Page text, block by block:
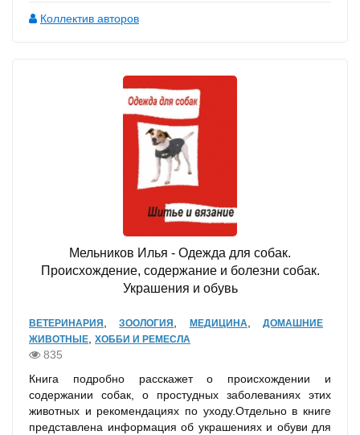
Коллектив авторов
Мельников Илья - Одежда для собак.
Происхождение, содержание и болезни собак.
Украшения и обувь
ВЕТЕРИНАРИЯ ,ЗООЛОГИЯ МЕДИЦИНА ,ДОМАШНИЕ
ЖИВОТНЫЕ ХОББИ И РЕМЕСЛА
835
Книга подробно расскажет о происхождении и
содержании собак, о простудных заболеваниях этих
животных и рекомендациях по уходу.Отдельно в книге
представлена информация об украшениях и обуви для